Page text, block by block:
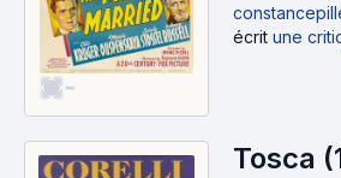
-
écrit une
Tosca